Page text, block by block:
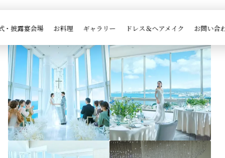
・披露宴会場 お料理 ギャラリー ドレス＆ヘアメイク お問い合